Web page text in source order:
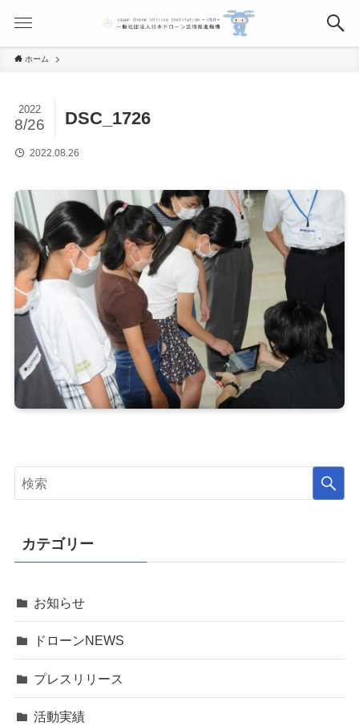
ホーム
DSC_1726
2022
8/26
2022.08.26
カテゴリー
お知らせ
ドローンNEWS
プレスリリース
活動実績